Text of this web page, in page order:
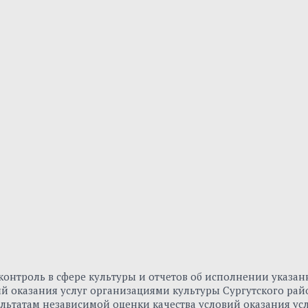
в сфере культуры и отчетов об исполнении
оказания услуг организациями культуры Сургутского
независимой оценки качества условий оказания